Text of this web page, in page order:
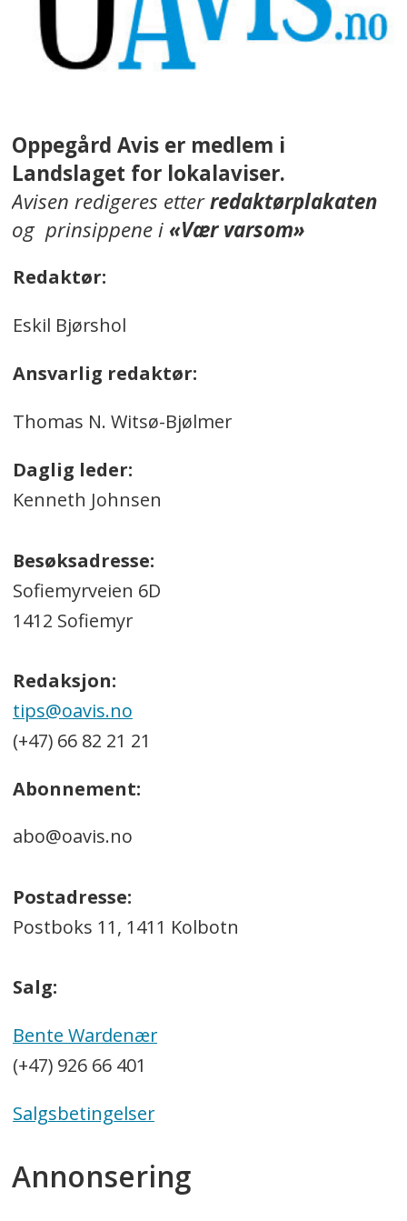
Oppegård Avis er medlem i
Landslaget for lokalaviser.
Avisen redigeres etterredaktørplakaten
og prinsippene i«Vær varsom»
Redaktør:
Eskil Bjørshol
Ansvarlig redaktør:
Thomas N. Witsø-Bjølmer
Daglig leder:
Kenneth Johnsen
Besøksadresse:
Sofiemyrveien 6D
1412 Sofiemyr
Redaksjon:
tips@oavis.no
(+47) 66 82 21 21
Abonnement:
abo@oavis.no
Postadresse:
Postboks 11, 1411 Kolbotn
Salg:
Bente Wardenær
(+47) 926 66 401
Salgsbetingelser
Annonsering